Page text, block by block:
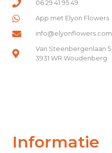
06 29 41 95 49
App met Elyon Flowers
info@elyonflowers.com
Van Steenbergenlaan 5
3931 WR Woudenberg
Informatie